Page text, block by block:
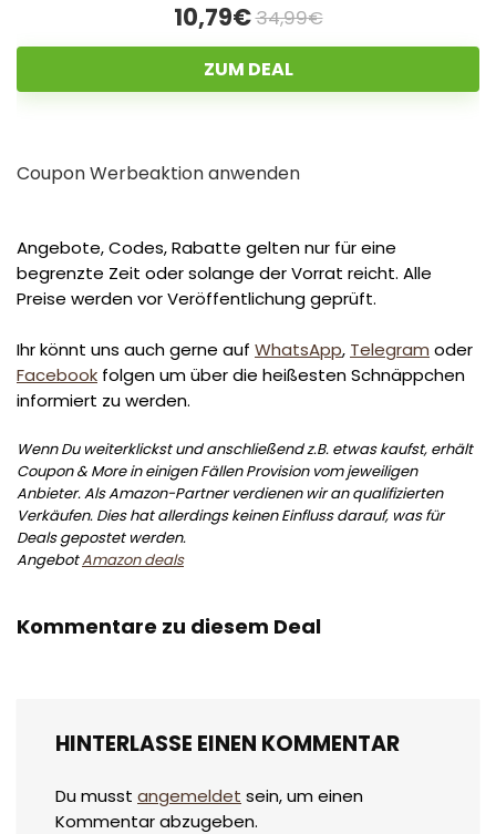
10,79€34,99€
ZUM DEAL
Coupon Werbeaktion anwenden
Angebote, Codes, Rabatte gelten nur für eine
begrenzte Zeit oder solange der Vorrat reicht. Alle
Preise werden vor Veröffentlichung geprüft.
Ihr könnt uns auch gerne auf WhatsApp, Telegram oder
Facebook folgen um über die heißesten Schnäppchen
informiert zu werden.
Wenn Du weiterklickst und anschließend z.B. etwas kaufst, erhält
Coupon & More in einigen Fällen Provision vom jeweiligen
Anbieter. Als Amazon-Partner verdienen wir an qualifizierten
Verkäufen. Dies hat allerdings keinen Einfluss darauf, was für
Deals gepostet werden.
AngebotAmazon deals
Kommentare zu diesem Deal
HINTERLASSE EINEN KOMMENTAR
Du musst angemeldet sein, um einen
Kommentar abzugeben.